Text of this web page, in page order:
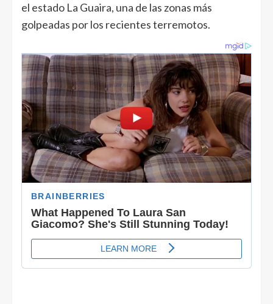
el estado La Guaira, una de las zonas más
golpeadas por los recientes terremotos.